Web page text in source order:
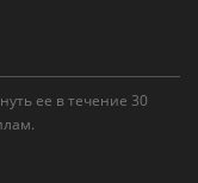
ее в течение 30